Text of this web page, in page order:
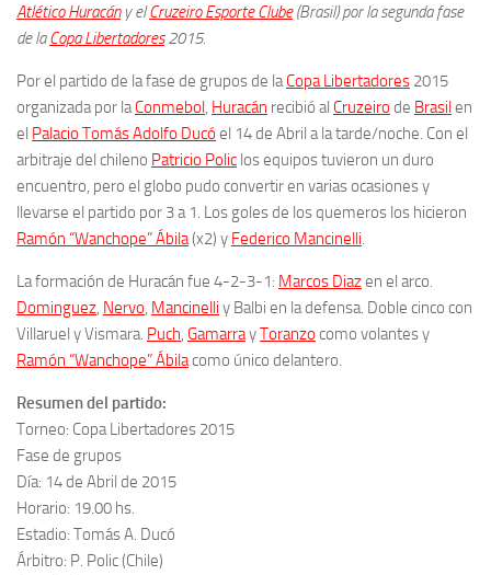
Atlético Huracány elCruzeiro Esporte Clube(Brasil) por la segunda fase
de laCopa Libertadores2015.
Por el partido de la fase de grupos de la Copa Libertadores 2015
organizada por la Conmebol Huracán recibió al Cruzeiro de Brasilen
el Palacio Tomás Adolfo Ducó el 14 de Abril a la tarde/noche. Con el
arbitraje del chileno Patricio Polic los equipos tuvieron un duro
encuentro, pero el globo pudo convertir en varias ocasiones y
llevarse el partido por 3 a 1. Los goles de los quemeros los hicieron
Ramón “Wanchope” Ábila(x2) y Federico Mancinelli
La formación de Huracán fue 4-2-3-1: Marcos Diazen el arco.
Dominguez Nervo Mancinelli y Balbi en la defensa. Doble cinco con
Villaruel y Vismara. Puch GamarrayToranzo como volantes y
Ramón “Wanchope” Ábilacomo único delantero.
Resumen del partido:
Torneo: Copa Libertadores 2015
Fase de grupos
Día: 14 de Abril de 2015
Horario: 19.00 hs.
Estadio: Tomás A. Ducó
Árbitro: P. Polic (Chile)